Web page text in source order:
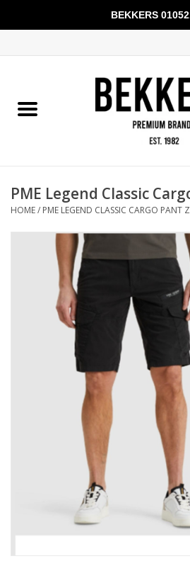
Mannen
KADOBONNEN
PME Legend Classic
HOME/ PME LEGEND CLASSIC CARGO PANT
BEKKERS